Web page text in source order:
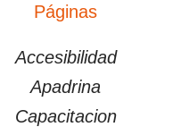
Páginas
Accesibilidad
Apadrina
Capacitacion